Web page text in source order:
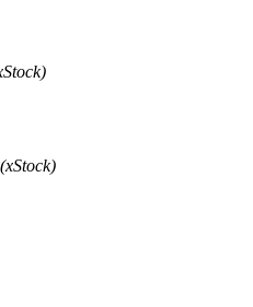
خدمة الاقتراض